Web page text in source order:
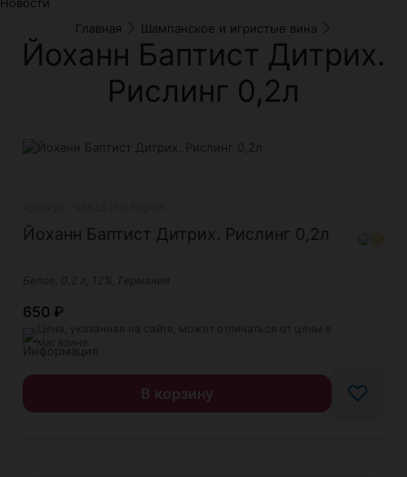
Главная
Шампанское и игристые вина
Йоханн Баптист Дитрих.
Рислинг 0,2л
Йоханн Баптист Дитрих. Рислинг 0,2л
650 ₽
В корзину ♡